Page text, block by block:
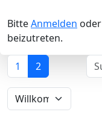
BitteAnmelden oder
beizutreten.
1 2